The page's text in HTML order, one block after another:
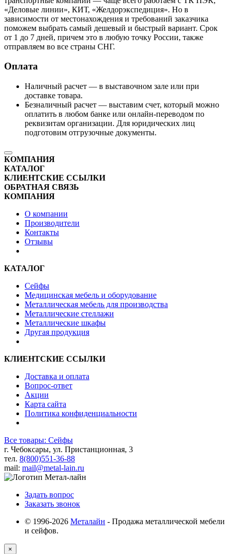
«Деловые линии», КИТ, «Желдорэкспедиция». Но в
зависимости от местонахождения и требований заказчика
поможем выбрать самый дешевый и быстрый вариант. Срок
от 1 до 7 дней, причем это в любую точку России, также
отправляем во все страны СНГ.
Оплата
Наличный расчет — в выставочном зале или при
доставке товара.
Безналичный расчет — выставим счет, который можно
оплатить в любом банке или онлайн-переводом по
реквизитам организации. Для юридических лиц
подготовим отгрузочные документы.
КОМПАНИЯ
КАТАЛОГ
КЛИЕНТСКИЕ ССЫЛКИ
ОБРАТНАЯ СВЯЗЬ
КОМПАНИЯ
О компании
Производители
Контакты
Отзывы
КАТАЛОГ
Сейфы
Медицинская мебель и оборудование
Металлическая мебель для производства
Металлические стеллажи
Металлические шкафы
Другая продукция
КЛИЕНТСКИЕ ССЫЛКИ
Доставка и оплата
Вопрос-ответ
Акции
Карта сайта
Политика конфиденциальности
Все товары: Сейфы
г. Чебоксары, ул. Пристанционная, 3
тел. 8(800)551-36-88
mail: mail@metal-lain.ru
Задать вопрос
Заказать звонок
© 1996-2026 Металайн - Продажа металлической мебели
и сейфов.
×